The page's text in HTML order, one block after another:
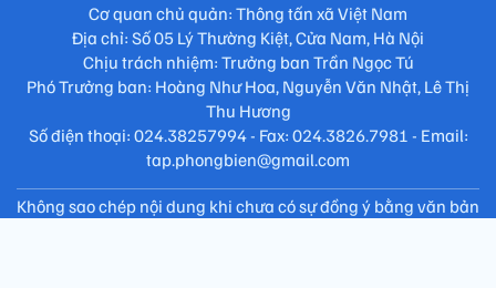
Cơ quan chủ quản: Thông tấn xã Việt Nam
Địa chỉ: Số 05 Lý Thường Kiệt, Cửa Nam, Hà Nội
Chịu trách nhiệm: Trưởng ban Trần Ngọc Tú
Phó Trưởng ban: Hoàng Như Hoa, Nguyễn Văn Nhật, Lê Thị
Thu Hương
Số điện thoại: 024.38257994 - Fax: 024.3826.7981 - Email:
tap.phongbien@gmail.com
Không sao chép nội dung khi chưa có sự đồng ý bằng văn bản